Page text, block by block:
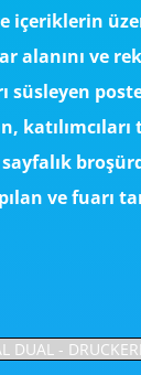
içeriklerin
alanını ve
süsleyen
sayfalık
ve fuarı
DUAL -